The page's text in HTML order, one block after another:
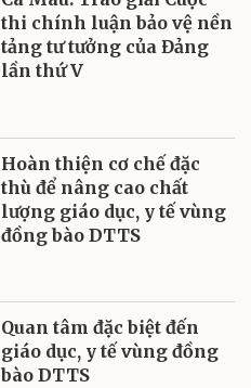
thi chính luận bảo vệ nền
tảng tư tưởng của Đảng
lần thứ V
Hoàn thiện cơ chế đặc
thù để nâng cao chất
lượng giáo dục, y tế vùng
đồng bào DTTS
Quan tâm đặc biệt đến
giáo dục, y tế vùng đồng
bào DTTS